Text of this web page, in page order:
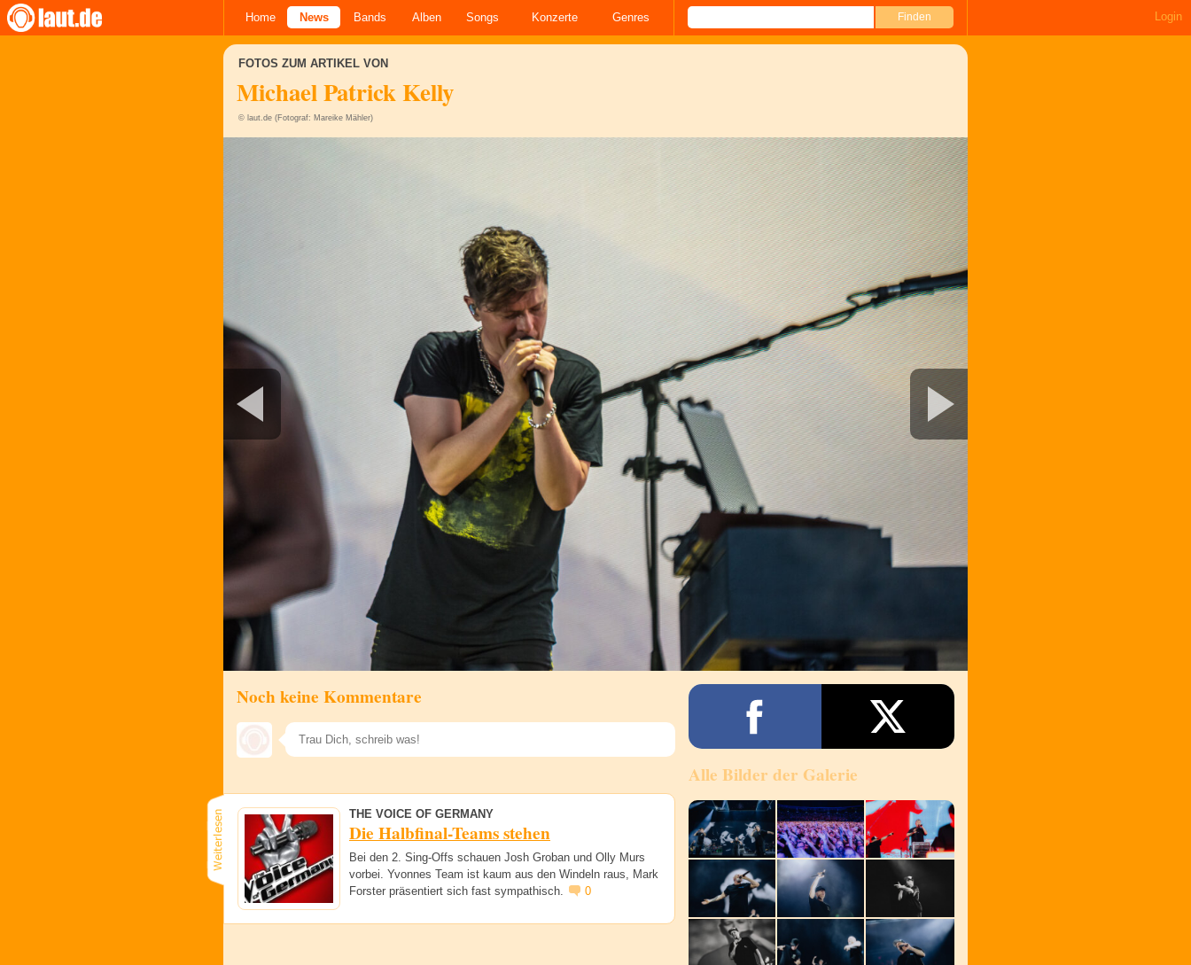
Home News Bands Alben Songs Konzerte Genres Login
FOTOS ZUM ARTIKEL VON
Michael Patrick Kelly
© laut.de (Fotograf: Mareike Mähler)
Noch keine Kommentare
THE VOICE OF GERMANY
Die Halbfinal-Teams stehen
Bei den 2. Sing-Offs schauen Josh Groban und Olly Murs
vorbei. Yvonnes Team ist kaum aus den Windeln raus, Mark
Forster präsentiert sich fast sympathisch.
0
Alle Bilder der Galerie